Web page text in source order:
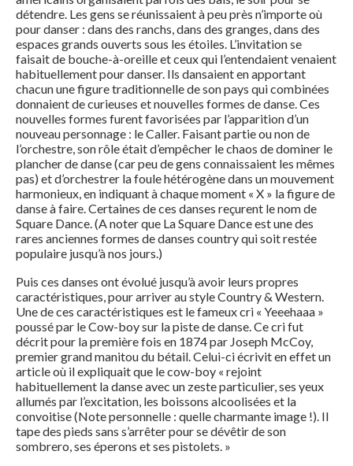
détendre. Les gens se réunissaient à peu près n’importe où
pour danser : dans des ranchs, dans des granges, dans des
espaces grands ouverts sous les étoiles. L’invitation se
faisait de bouche-à-oreille et ceux qui l’entendaient venaient
habituellement pour danser. Ils dansaient en apportant
chacun une figure traditionnelle de son pays qui combinées
donnaient de curieuses et nouvelles formes de danse. Ces
nouvelles formes furent favorisées par l’apparition d’un
nouveau personnage : le Caller. Faisant partie ou non de
l’orchestre, son rôle était d’empêcher le chaos de dominer le
plancher de danse (car peu de gens connaissaient les mêmes
pas) et d’orchestrer la foule hétérogène dans un mouvement
harmonieux, en indiquant à chaque moment « X » la figure de
danse à faire. Certaines de ces danses reçurent le nom de
Square Dance. (A noter que La Square Dance est une des
rares anciennes formes de danses country qui soit restée
populaire jusqu’à nos jours.)
Puis ces danses ont évolué jusqu’à avoir leurs propres
caractéristiques, pour arriver au style Country & Western.
Une de ces caractéristiques est le fameux cri « Yeeehaaa »
poussé par le Cow-boy sur la piste de danse. Ce cri fut
décrit pour la première fois en 1874 par Joseph McCoy,
premier grand manitou du bétail. Celui-ci écrivit en effet un
article où il expliquait que le cow-boy « rejoint
habituellement la danse avec un zeste particulier, ses yeux
allumés par l’excitation, les boissons alcoolisées et la
convoitise (Note personnelle : quelle charmante image !). Il
tape des pieds sans s’arrêter pour se dévêtir de son
sombrero, ses éperons et ses pistolets. »